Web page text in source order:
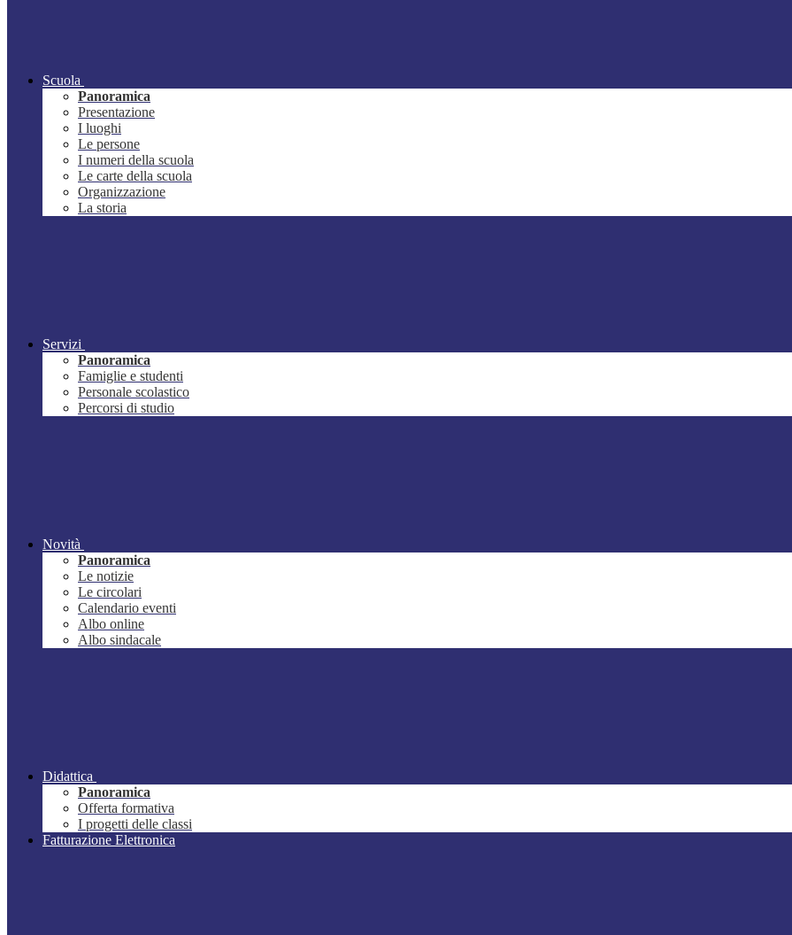
Scuola
Panoramica
Presentazione
I luoghi
Le persone
I numeri della scuola
Le carte della scuola
Organizzazione
La storia
Servizi
Panoramica
Famiglie e studenti
Personale scolastico
Percorsi di studio
Novità
Panoramica
Le notizie
Le circolari
Calendario eventi
Albo online
Albo sindacale
Didattica
Panoramica
Offerta formativa
I progetti delle classi
Fatturazione Elettronica